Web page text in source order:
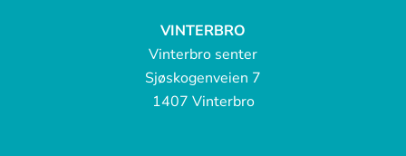
VINTERBRO
Vinterbro senter
Sjøskogenveien 7
1407 Vinterbro